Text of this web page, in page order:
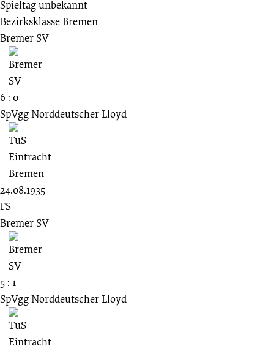
Spieltag unbekannt
Bezirksklasse Bremen
Bremer SV
6 : 0
SpVgg Norddeutscher Lloyd
24.08.1935
FS
Bremer SV
5 : 1
SpVgg Norddeutscher Lloyd